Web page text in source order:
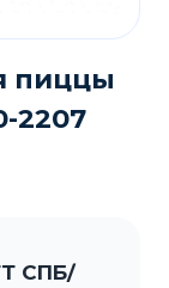
пиццы
2207
СПБ/